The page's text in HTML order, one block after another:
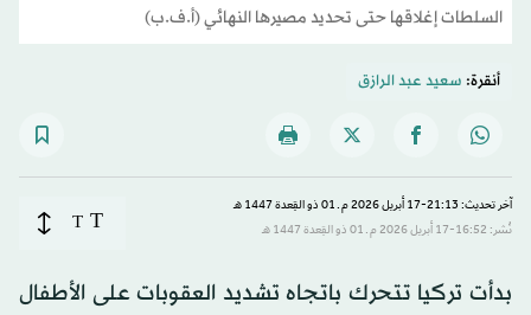
السلطات إغلاقها حتى تحديد مصيرها النهائي (أ.ف.ب)
أنقرة: سعيد عبد الرازق
آخر تحديث: 21:13-17 أبريل 2026 م ـ 01 ذو القِعدة 1447 هـ
نُشر: 16:52-17 أبريل 2026 م ـ 01 ذو القِعدة 1447 هـ
T
T
بدأت تركيا تتحرك باتجاه تشديد العقوبات على الأطفال